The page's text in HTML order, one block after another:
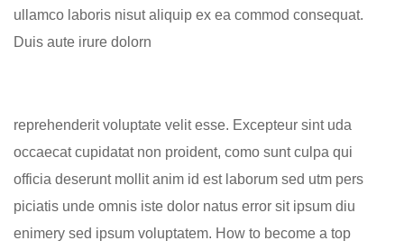
ullamco laboris nisut aliquip ex ea commod consequat.
Duis aute irure dolorn
reprehenderit voluptate velit esse. Excepteur sint uda
occaecat cupidatat non proident, como sunt culpa qui
officia deserunt mollit anim id est laborum sed utm pers
piciatis unde omnis iste dolor natus error sit ipsum diu
enimery sed ipsum voluptatem. How to become a top